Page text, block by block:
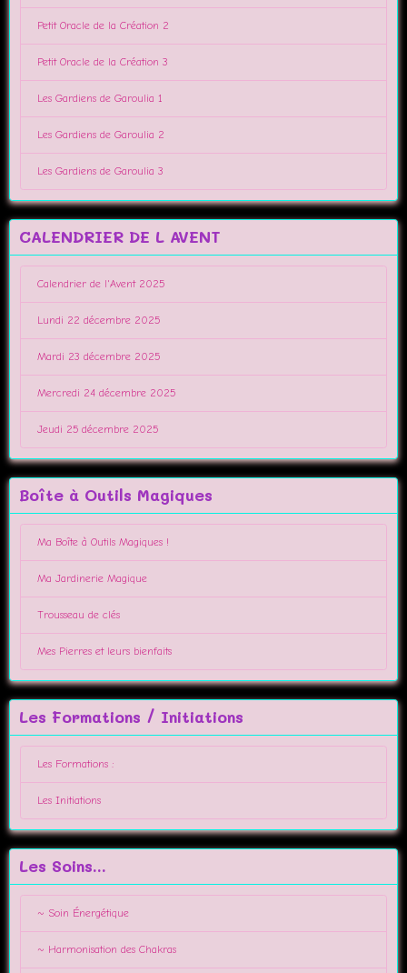
Petit Oracle de la Création 2
Petit Oracle de la Création 3
Les Gardiens de Garoulia 1
Les Gardiens de Garoulia 2
Les Gardiens de Garoulia 3
CALENDRIER DE L AVENT
Calendrier de l'Avent 2025
Lundi 22 décembre 2025
Mardi 23 décembre 2025
Mercredi 24 décembre 2025
Jeudi 25 décembre 2025
Boîte à Outils Magiques
Ma Boîte à Outils Magiques !
Ma Jardinerie Magique
Trousseau de clés
Mes Pierres et leurs bienfaits
Les Formations / Initiations
Les Formations :
Les Initiations
Les Soins...
~ Soin Énergétique
~ Harmonisation des Chakras